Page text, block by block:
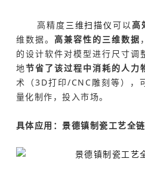
高精度三维扫描仪可以高
维数据。高兼容性的三维数据
的设计软件对模型进行尺寸调
地节省了该过程中消耗的人力
术（3D打印/CNC雕刻等），
量化制作，投入市场。
具体应用：景德镇制瓷工艺全